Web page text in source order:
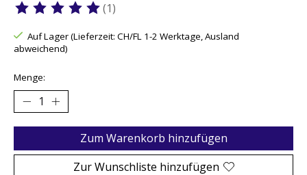
Die Bewertung dieses Produkts ist
(1)
Auf Lager (Lieferzeit: CH/FL 1-2 Werktage, Ausland
abweichend)
Menge:
Zum Warenkorb hinzufügen
Zur Wunschliste hinzufügen